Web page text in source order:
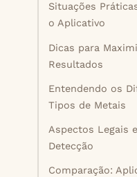
Situações
o Aplicativo
Dicas para
Resultados
Entendendo os
Tipos de Metais
Aspectos Legais
Detecção
Comparação: